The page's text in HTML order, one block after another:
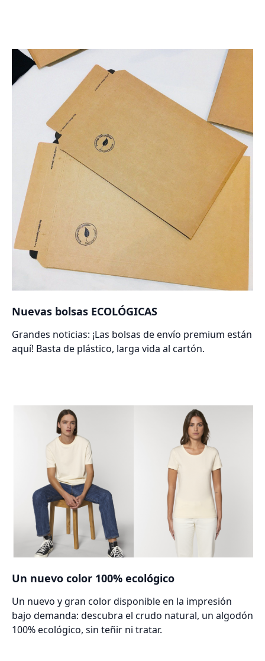
Nuevas bolsas ECOLÓGICAS
Grandes noticias: ¡Las bolsas de envío premium están
aquí! Basta de plástico, larga vida al cartón.
Un nuevo color 100% ecológico
Un nuevo y gran color disponible en la impresión
bajo demanda: descubra el crudo natural, un algodón
100% ecológico, sin teñir ni tratar.